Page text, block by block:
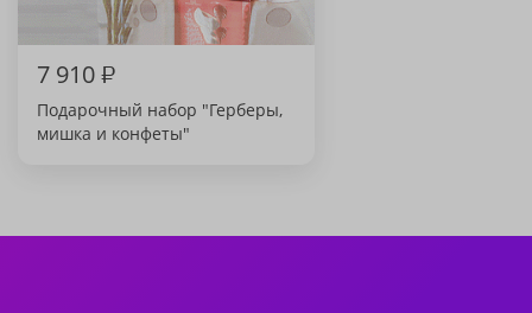
7 910₽
Подарочный набор "Герберы,
мишка и конфеты"